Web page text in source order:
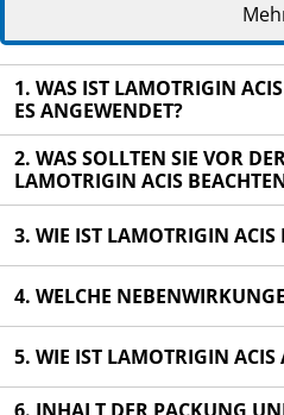
Dieses Arzneimittel
verschrieben. Geben
Es kann anderen
diese die gleichen
Wenn Sie
sich an Ihren Arzt oder
für Nebenwirkungen,
Packungsbeilage
4.
1. WAS IST LAMOTRIGIN
ES ANGEWENDET?
2. WAS SOLLTEN SIE VOR
LAMOTRIGIN ACIS
3. WIE IST LAMOTRIGIN
4. WELCHE
5. WIE IST LAMOTRIGIN ACIS